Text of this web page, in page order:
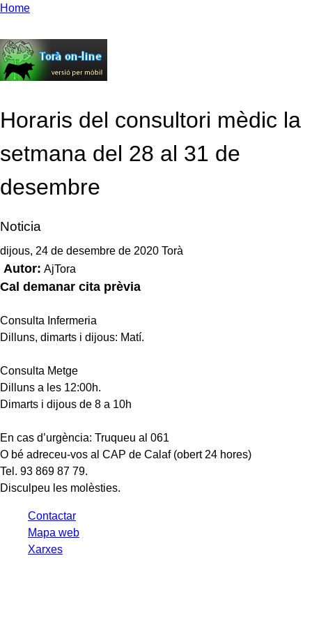
Home
Horaris del consultori mèdic la
setmana del 28 al 31 de
desembre
Noticia
dijous, 24 de desembre de 2020 Torà
Autor: AjTora
Cal demanar cita prèvia
Consulta Infermeria
Dilluns, dimarts i dijous: Matí.
Consulta Metge
Dilluns a les 12:00h.
Dimarts i dijous de 8 a 10h
En cas d’urgència: Truqueu al 061
O bé adreceu-vos al CAP de Calaf (obert 24 hores)
Tel. 93 869 87 79.
Disculpeu les molèsties.
Contactar
Mapa web
Xarxes